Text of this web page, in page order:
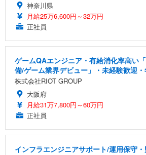
神奈川県
月給25万6,600円～32万円
正社員
ゲームQAエンジニア・有給消化率高い
備/ゲーム業界デビュー」・未経験歓迎
株式会社RIOT GROUP
大阪府
月給31万7,800円～60万円
正社員
インフラエンジニアサポート/運用保守